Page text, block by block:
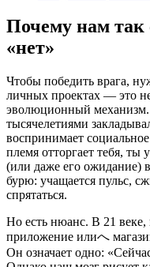
Почему нам
«нет»
Чтобы победить врага,
личных проектах — это
эволюционный
тысячелетиями
воспринимает
племя отторгает тебя, ты
(или даже его ожидание)
бурю: учащается пульс,
спрятаться.
Но есть нюанс. В 21 веке,
приложение илиへ
Он означает одно: